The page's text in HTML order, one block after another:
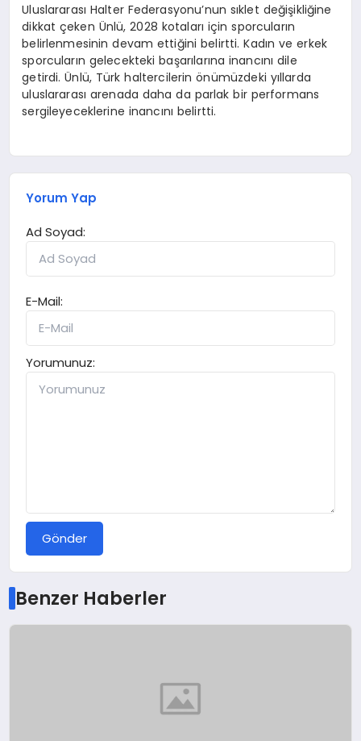
Uluslararası Halter Federasyonu’nun sıklet değişikliğine
dikkat çeken Ünlü, 2028 kotaları için sporcuların
belirlenmesinin devam ettiğini belirtti. Kadın ve erkek
sporcuların gelecekteki başarılarına inancını dile
getirdi. Ünlü, Türk haltercilerin önümüzdeki yıllarda
uluslararası arenada daha da parlak bir performans
sergileyeceklerine inancını belirtti.
Yorum Yap
Ad Soyad:
E-Mail:
Yorumunuz:
Gönder
Benzer Haberler